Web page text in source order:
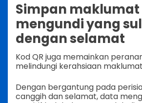
Simpan maklumat
mengundi yang
dengan selamat
Kod QR juga memainkan
melindungi kerahsiaan
Dengan bergantung pada
canggih dan selamat, data